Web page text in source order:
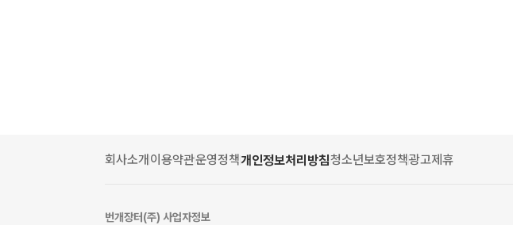
회사소개 이용약관운영정책개인정보처리방침청소년보호정책광고제휴
번개장터(주) 사업자정보